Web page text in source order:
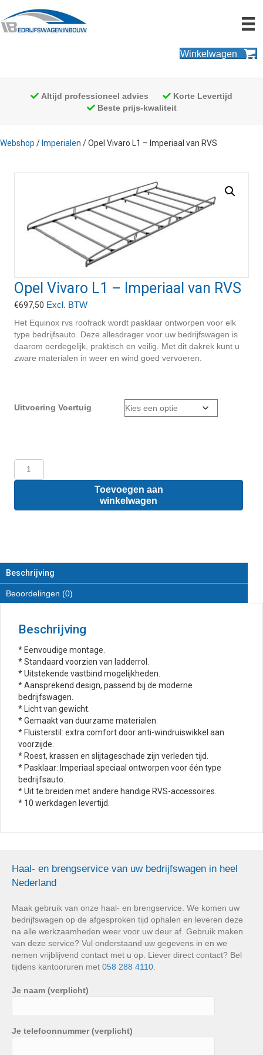
Winkelwagen
Altijd professioneel advies
Korte Levertijd
Beste prijs-kwaliteit
Webshop / Imperialen / Opel Vivaro L1 – Imperiaal van RVS
Opel Vivaro L1 – Imperiaal van RVS
€697,50 Excl. BTW
Het Equinox rvs roofrack wordt pasklaar ontworpen voor elk
type bedrijfsauto. Deze allesdrager voor uw bedrijfswagen is
daarom oerdegelijk, praktisch en veilig. Met dit dakrek kunt u
zware materialen in weer en wind goed vervoeren.
Uitvoering Voertuig
Opel
Vivaro
Imperiaal
Toevoegen aan
winkelwagen
Beschrijving
Beoordelingen (0)
Beschrijving
* Eenvoudige montage.
* Standaard voorzien van ladderrol.
* Uitstekende vastbind mogelijkheden.
* Aansprekend design, passend bij de moderne
bedrijfswagen.
* Licht van gewicht.
* Gemaakt van duurzame materialen.
* Fluisterstil: extra comfort door anti-windruiswikkel aan
voorzijde.
* Roest, krassen en slijtageschade zijn verleden tijd.
* Pasklaar: Imperiaal speciaal ontworpen voor één type
bedrijfsauto.
* Uit te breiden met andere handige RVS-accessoires.
* 10 werkdagen levertijd.
Haal- en brengservice van uw bedrijfswagen in heel
Nederland
Maak gebruik van onze haal- en brengservice. We komen uw
bedrijfswagen op de afgesproken tijd ophalen en leveren deze
na alle werkzaamheden weer voor uw deur af. Gebruik maken
van deze service? Vul onderstaand uw gegevens in en we
nemen vrijblijvend contact met u op. Liever direct contact? Bel
tijdens kantooruren met 058 288 4110
Je naam (verplicht)
Je telefoonnummer (verplicht)